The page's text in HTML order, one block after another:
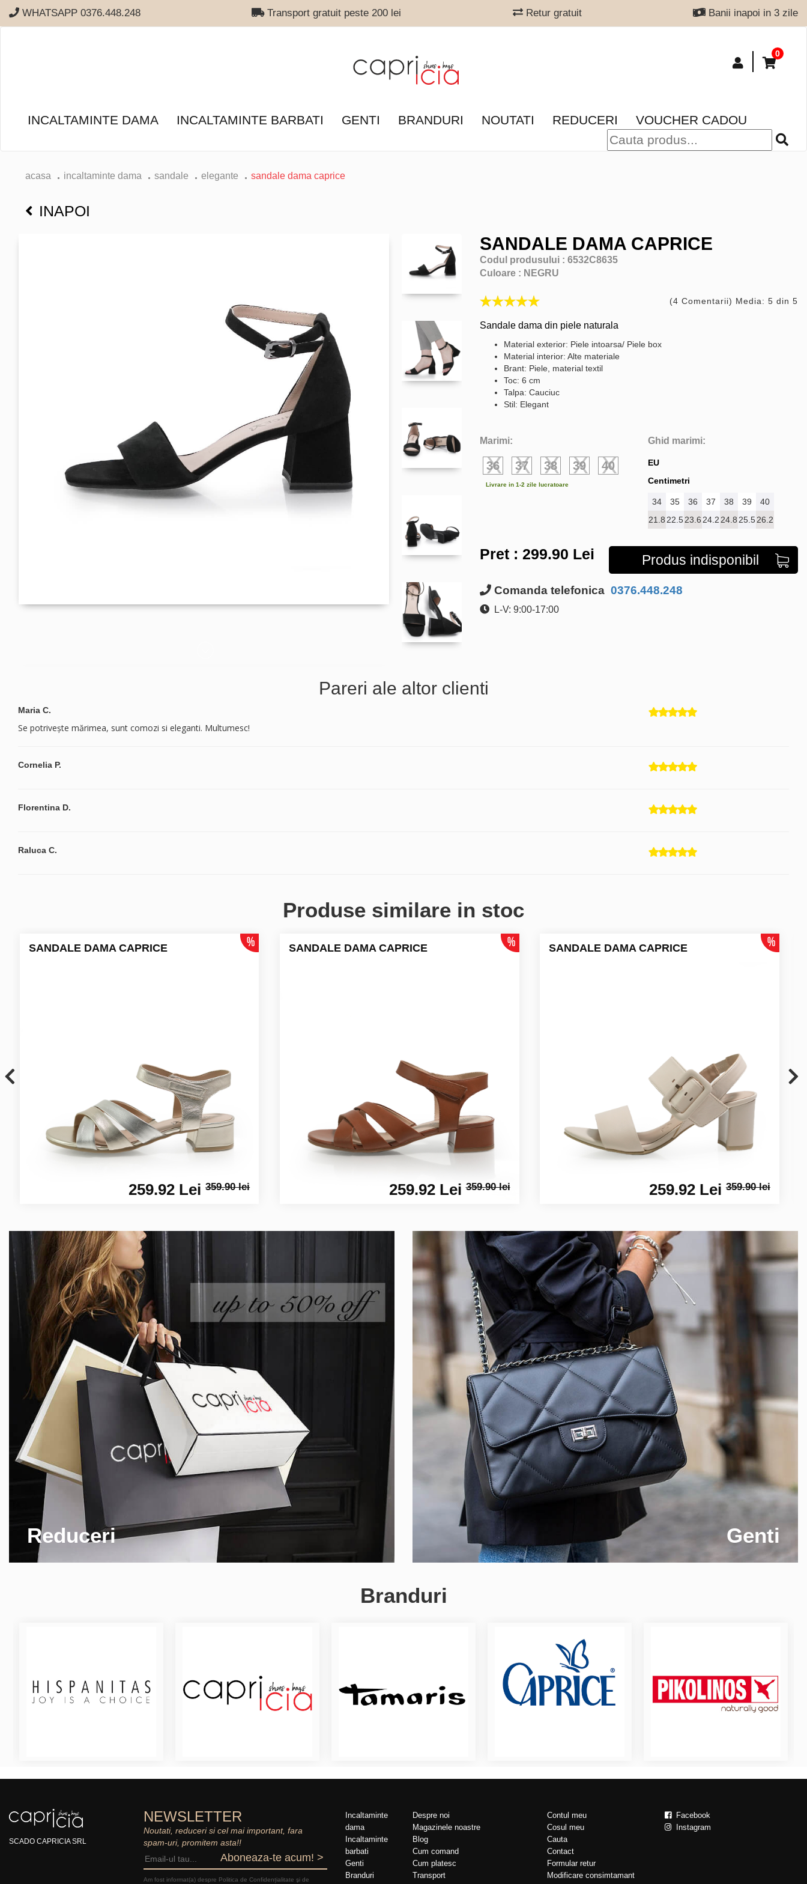
WHATSAPP 0376.448.248 Transport gratuit peste 200 lei Retur gratuit Banii inapoi in 3 zile
0
INCALTAMINTE DAMA INCALTAMINTE BARBATI GENTI BRANDURI NOUTATI REDUCERI VOUCHER CADOU
acasa incaltaminte dama sandale elegante sandale dama caprice
INAPOI
SANDALE DAMA CAPRICE
Codul produsului : 6532C8635
Culoare : NEGRU
(4 Comentarii) Media: 5 din 5
Sandale dama din piele naturala
Material exterior: Piele intoarsa/ Piele box
Material interior: Alte materiale
Brant: Piele, material textil
Toc: 6 cm
Talpa: Cauciuc
Stil: Elegant
Marimi:
36 37 38 39 40
Livrare in 1-2 zile lucratoare
Ghid marimi:
EU
Centimetri
34 35 36 37 38 39
40
21.8 22.523.6 24.2 24.8 25.526.2
Pret : 299.90 Lei Produs indisponibil
Comanda telefonica 0376.448.248
L-V: 9:00-17:00
Pareri ale altor clienti
Maria C.
Se potrivește mărimea, sunt comozi si eleganti. Multumesc!
Cornelia P.
Florentina D.
Raluca C.
Produse similare in stoc
SANDALE DAMA CAPRICE
259.92 Lei359.90 lei
SANDALE DAMA CAPRICE
259.92 Lei359.90 lei
SANDALE DAMA CAPRICE
259.92 Lei359.90 lei
Reduceri Genti
Branduri
SCADO CAPRICIA SRL
NEWSLETTER
Noutati, reduceri si cel mai important, fara
spam-uri, promitem asta!!
Aboneaza-te acum! >
Am fost informat(a) despre Politica de Confidențialitate şi de
Incaltaminte
dama
Incaltaminte
barbati
Genti
Branduri
Despre noi
Magazinele noastre
Blog
Cum comand
Cum platesc
Transport
Contul meu
Cosul meu
Cauta
Contact
Formular retur
Modificare consimtamant
Facebook
Instagram